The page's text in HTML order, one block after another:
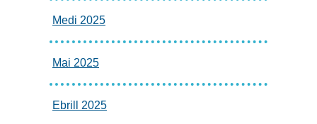
Medi 2025
Mai 2025
Ebrill 2025